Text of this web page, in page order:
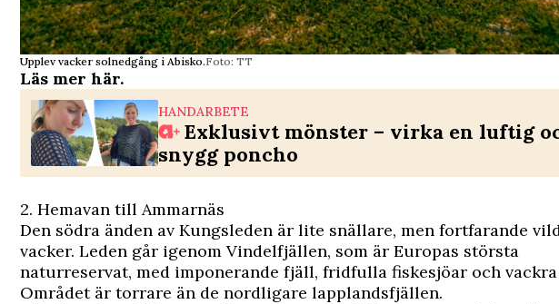
Upplev vacker solnedgång i Abisko.Foto: TT
Läs mer här.
HANDARBETE
Exklusivt mönster – virka en luftig
snygg poncho
2. Hemavan till Ammarnäs
Den södra änden av Kungsleden är lite snällare, men fortfarande
vacker. Leden går igenom Vindelfjällen, som är Europas största
naturreservat, med imponerande fjäll, fridfulla fiskesjöar och vackra
Området är torrare än de nordligare lapplandsfjällen.